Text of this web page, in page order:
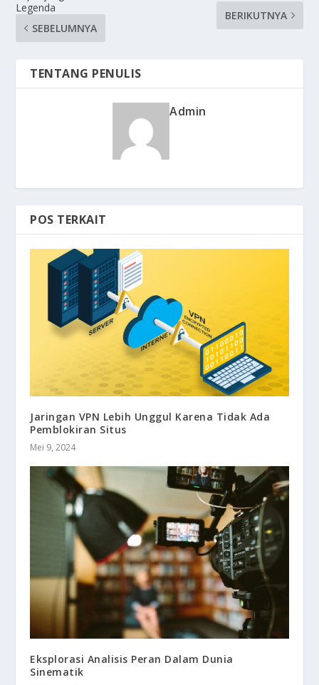
Legenda
SEBELUMNYA
BERIKUTNYA
TENTANG PENULIS
Admin
POS TERKAIT
Jaringan VPN Lebih Unggul Karena Tidak Ada
Pemblokiran Situs
Mei 9, 2024
Eksplorasi Analisis Peran Dalam Dunia
Sinematik